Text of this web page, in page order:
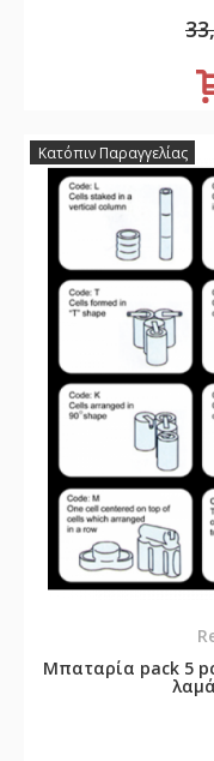
Κατόπιν Παραγγελίας
Μπαταρία pack 5